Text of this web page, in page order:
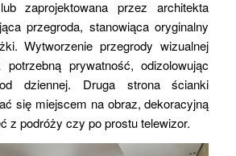
zaprojektowana przez architekta
przegroda, stanowiąca oryginalny
Wytworzenie przegrody wizualnej
prywatność, odizolowując
dziennej. Druga strona ścianki
się miejscem na obraz, dekoracyjną
z podróży czy po prostu telewizor.